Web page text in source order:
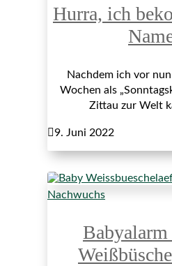
Hurra, ich
Nachdem ich vor
Wochen als
Zittau zur Welt
9. Juni 2022
Nachwuchs
Babyalarm